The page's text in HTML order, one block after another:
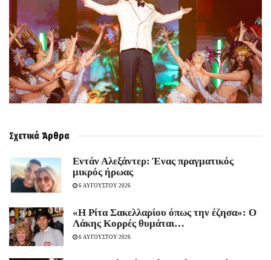
Σχετικά Άρθρα
Εντάν Αλεξάντερ: Ένας πραγματικός
μικρός ήρωας
6 ΑΥΓΟΥΣΤΟΥ 2026
«Η Ρίτα Σακελλαρίου όπως την έζησα»: Ο
Λάκης Κορρές θυμάται…
6 ΑΥΓΟΥΣΤΟΥ 2026